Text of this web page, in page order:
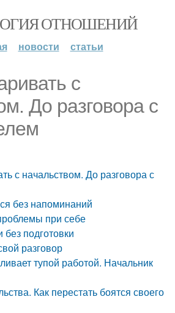
ОТНОШЕНИЙ
новости статьи
с
До разговора с
с начальством. До разговора с
без напоминаний
при себе
подготовки
разговор
тупой работой. Начальник
Как перестать боятся своего